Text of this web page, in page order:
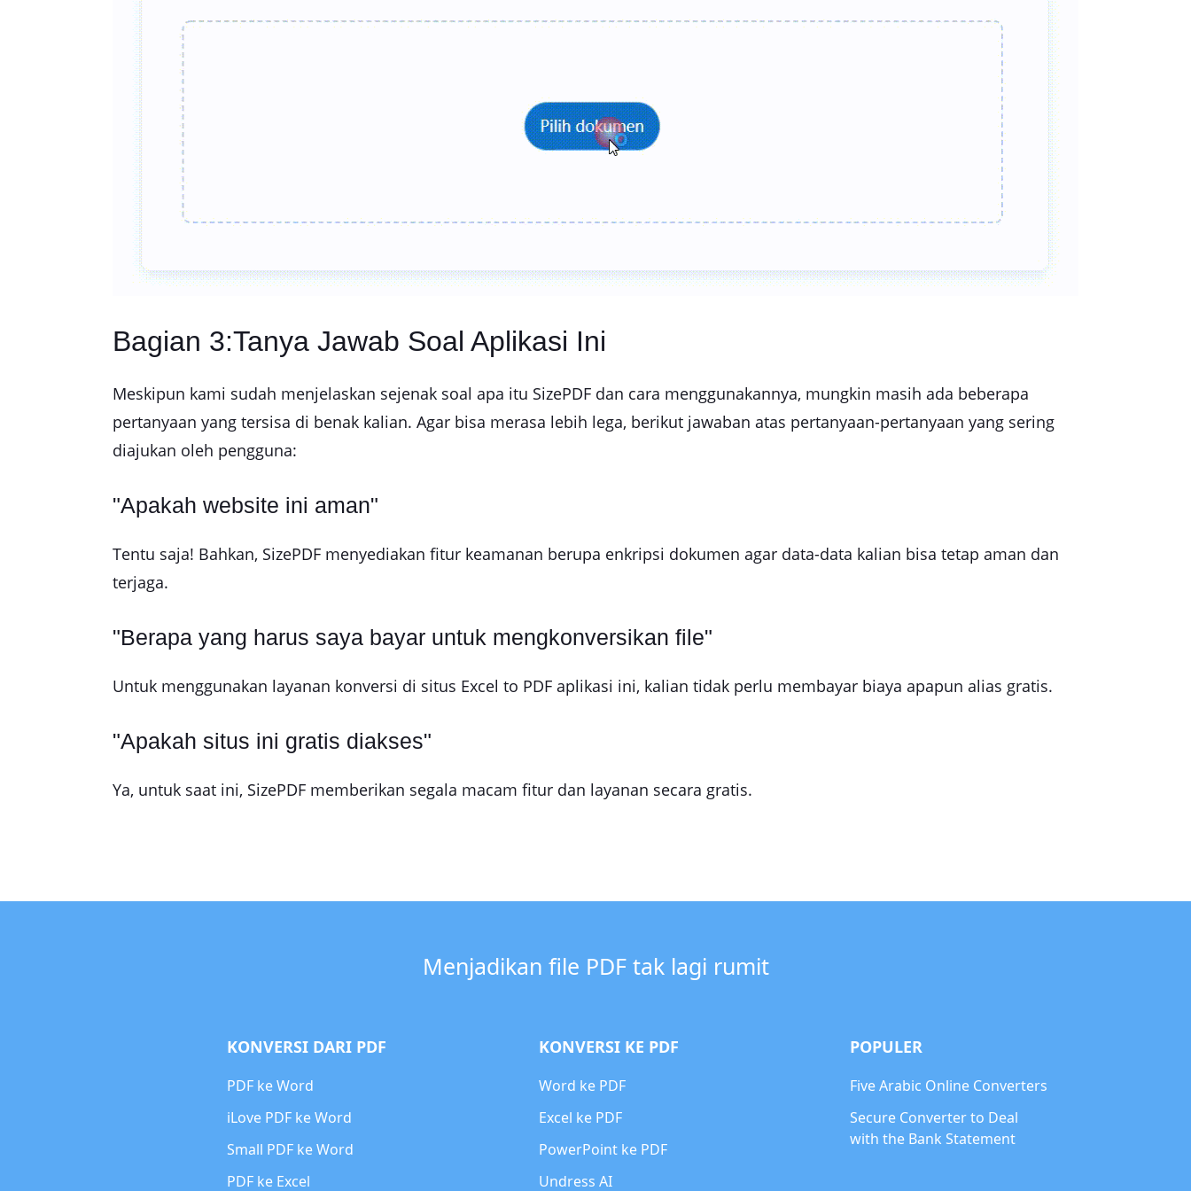
Bagian 3:Tanya Jawab Soal Aplikasi Ini
Meskipun kami sudah menjelaskan sejenak soal apa itu SizePDF dan cara menggunakannya, mungkin masih ada beberapa
pertanyaan yang tersisa di benak kalian. Agar bisa merasa lebih lega, berikut jawaban atas pertanyaan-pertanyaan yang sering
diajukan oleh pengguna:
"Apakah website ini aman"
Tentu saja! Bahkan, SizePDF menyediakan fitur keamanan berupa enkripsi dokumen agar data-data kalian bisa tetap aman dan
terjaga.
"Berapa yang harus saya bayar untuk mengkonversikan file"
Untuk menggunakan layanan konversi di situs Excel to PDF aplikasi ini, kalian tidak perlu membayar biaya apapun alias gratis.
"Apakah situs ini gratis diakses"
Ya, untuk saat ini, SizePDF memberikan segala macam fitur dan layanan secara gratis.
Menjadikan file PDF tak lagi rumit
KONVERSI DARI PDF
PDF ke Word
iLove PDF ke Word
Small PDF ke Word
PDF ke Excel
KONVERSI KE PDF
Word ke PDF
Excel ke PDF
PowerPoint ke PDF
Undress AI
POPULER
Five Arabic Online Converters
Secure Converter to Deal
with the Bank Statement